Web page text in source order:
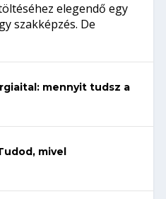
elegendő egy
szakképzés. De
mennyit tudsz a
mivel